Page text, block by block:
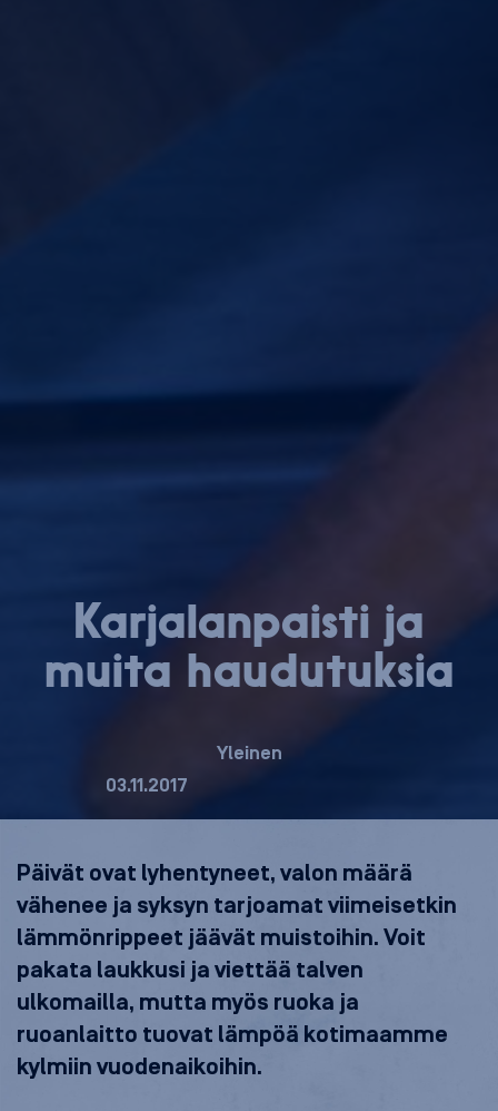
Kar­ja­lan­pais­ti ja
muita haudutuksia
Yleinen
03.11.2017
Päivät ovat lyhentyneet, valon määrä
vähenee ja syksyn tarjoamat viimeisetkin
lämmönrippeet jäävät muistoihin. Voit
pakata laukkusi ja viettää talven
ulkomailla, mutta myös ruoka ja
ruoanlaitto tuovat lämpöä kotimaamme
kylmiin vuodenaikoihin.